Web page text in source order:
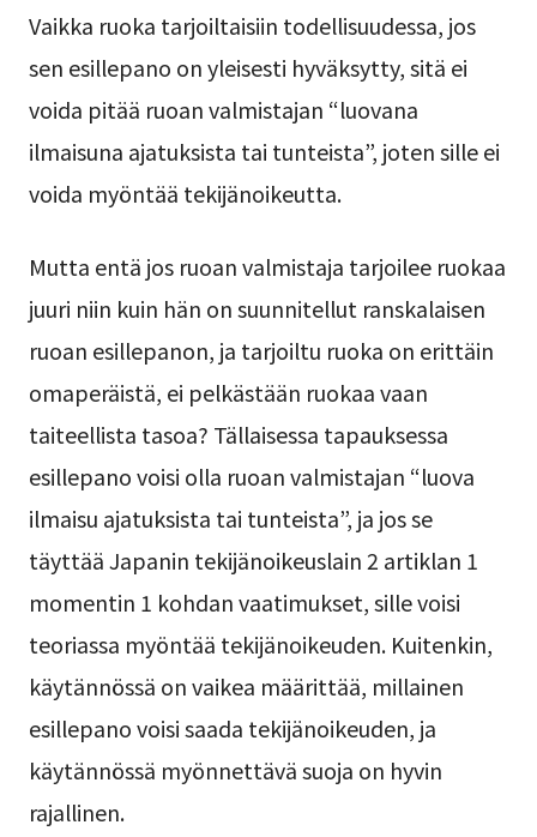
Vaikka ruoka tarjoiltaisiin todellisuudessa, jos
sen esillepano on yleisesti hyväksytty, sitä ei
voida pitää ruoan valmistajan “luovana
ilmaisuna ajatuksista tai tunteista”, joten sille ei
voida myöntää tekijänoikeutta.
Mutta entä jos ruoan valmistaja tarjoilee ruokaa
juuri niin kuin hän on suunnitellut ranskalaisen
ruoan esillepanon, ja tarjoiltu ruoka on erittäin
omaperäistä, ei pelkästään ruokaa vaan
taiteellista tasoa? Tällaisessa tapauksessa
esillepano voisi olla ruoan valmistajan “luova
ilmaisu ajatuksista tai tunteista”, ja jos se
täyttää Japanin tekijänoikeuslain 2 artiklan 1
momentin 1 kohdan vaatimukset, sille voisi
teoriassa myöntää tekijänoikeuden. Kuitenkin,
käytännössä on vaikea määrittää, millainen
esillepano voisi saada tekijänoikeuden, ja
käytännössä myönnettävä suoja on hyvin
rajallinen.